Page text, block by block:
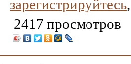
зарегистрируйтесь
2417 просмотров